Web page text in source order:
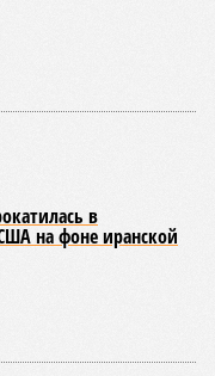
в
на фоне иранской